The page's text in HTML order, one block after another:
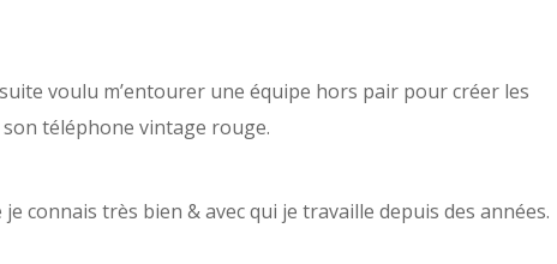
suite voulu m’entourer une équipe hors pair pour créer les
téléphone vintage rouge.
connais très bien & avec qui je travaille depuis des années.